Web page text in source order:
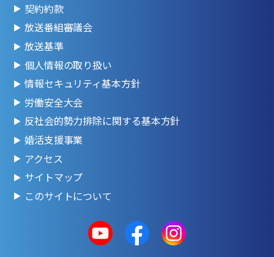
契約約款
放送番組審議会
放送基準
個人情報の取り扱い
情報セキュリティ基本方針
労働安全大会
反社会的勢力排除に関する基本方針
婚活支援事業
アクセス
サイトマップ
このサイトについて